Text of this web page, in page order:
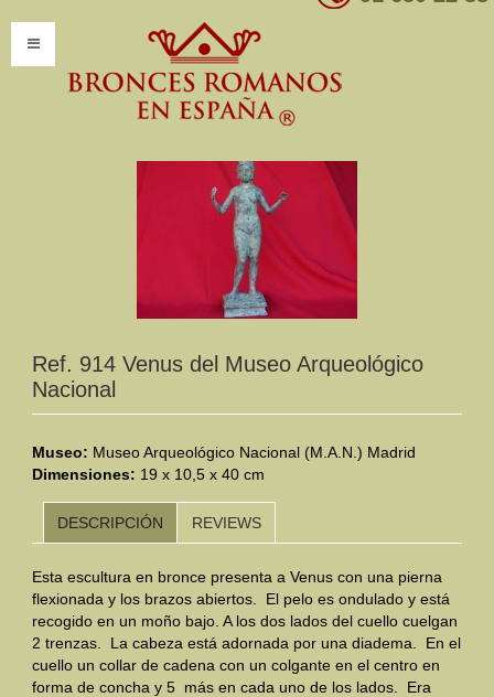
INFORMACIÓN
Introducción
Presentación
Modelos por encargo
CATÁLOGO
Clasificaciones
Otras Civilizaciones
Trabajos Especiales
Referencias
Ref. 914 Venus del Museo Arqueológico
Nacional
Museo: Museo Arqueológico Nacional (M.A.N.) Madrid
Dimensiones: 19 x 10,5 x 40 cm
DESCRIPCIÓN REVIEWS
Esta escultura en bronce presenta a Venus con una pierna
flexionada y los brazos abiertos. El pelo es ondulado y está
recogido en un moño bajo. A los dos lados del cuello cuelgan
2 trenzas. La cabeza está adornada por una diadema. En el
cuello un collar de cadena con un colgante en el centro en
forma de concha y 5 más en cada uno de los lados. Era